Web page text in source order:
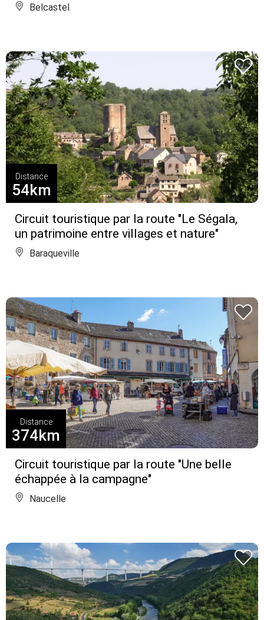
Belcastel
Circuit touristique par la route "Le Ségala,
un patrimoine entre villages et nature"
Distance
54km
Baraqueville
Circuit touristique par la route "Une belle
échappée à la campagne"
Distance
374km
Naucelle